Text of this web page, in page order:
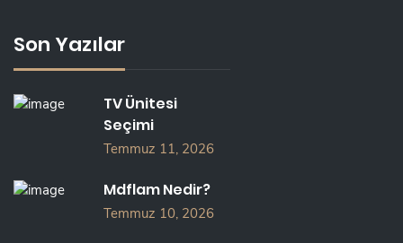
Son Yazılar
TV Ünitesi
Seçimi
Temmuz 11, 2026
Mdflam Nedir?
Temmuz 10, 2026